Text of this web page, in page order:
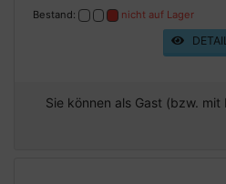
Bestand: nicht auf Lager
Sie können als Gast (bzw.